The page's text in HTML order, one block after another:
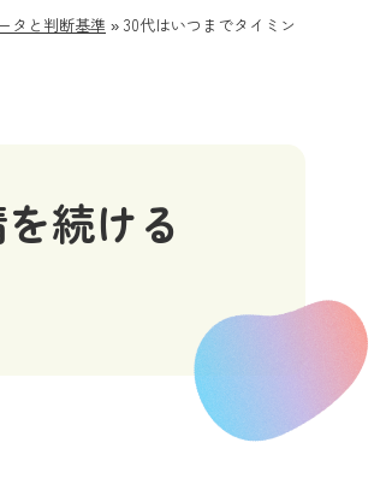
タと判断基準 » 30代はいつまでタイミン
続ける